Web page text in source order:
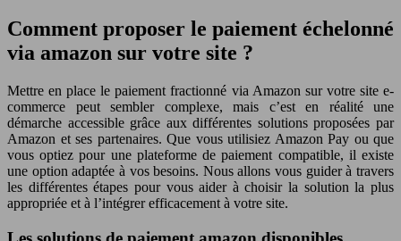
Comment proposer le paiement échelonné
via amazon sur votre site ?
Mettre en place le paiement fractionné via Amazon sur votre site e-
commerce peut sembler complexe, mais c’est en réalité une
démarche accessible grâce aux différentes solutions proposées par
Amazon et ses partenaires. Que vous utilisiez Amazon Pay ou que
vous optiez pour une plateforme de paiement compatible, il existe
une option adaptée à vos besoins. Nous allons vous guider à travers
les différentes étapes pour vous aider à choisir la solution la plus
appropriée et à l’intégrer efficacement à votre site.